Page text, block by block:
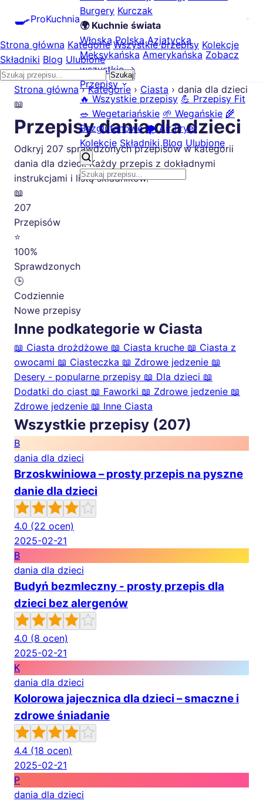
🍳ProKuchnia
Burgery Kurczak
🌍 Kuchnie świata
Włoska Polska Azjatycka
Meksykańska Amerykańska Zobacz
wszystkie →
Przepisy
🔥 Wszystkie przepisy 💪 Przepisy Fit
🥗 Wegetariańskie 🌱 Wegańskie 🌾
Bezglutenowe 🌪️ Air Fryer
Kolekcje Składniki Blog Ulubione
Strona główna Kategorie Wszystkie przepisy Kolekcje
Składniki Blog Ulubione
Szukaj
Strona główna › Kategorie › Ciasta › dania dla dzieci
📖
Przepisy dania dla dzieci
Odkryj 207 sprawdzonych przepisów w kategorii
dania dla dzieci. Każdy przepis z dokładnymi
instrukcjami i listą składników.
📖
207
Przepisów
⭐
100%
Sprawdzonych
🕒
Codziennie
Nowe przepisy
Inne podkategorie w Ciasta
📖 Ciasta drożdżowe 📖 Ciasta kruche 📖 Ciasta z
owocami 📖 Ciasteczka 📖 Zdrowe jedzenie 📖
Desery - popularne przepisy 📖 Dla dzieci 📖
Dodatki do ciast 📖 Faworki 📖 Zdrowe jedzenie 📖
Zdrowe jedzenie 📖 Inne Ciasta
Wszystkie przepisy (207)
B
dania dla dzieci
Brzoskwiniowa – prosty przepis na pyszne
danie dla dzieci
4.0 (22 ocen)
2025-02-21
B
dania dla dzieci
Budyń bezmleczny - prosty przepis dla
dzieci bez alergenów
4.0 (8 ocen)
2025-02-21
K
dania dla dzieci
Kolorowa jajecznica dla dzieci – smaczne i
zdrowe śniadanie
4.4 (18 ocen)
2025-02-21
P
dania dla dzieci